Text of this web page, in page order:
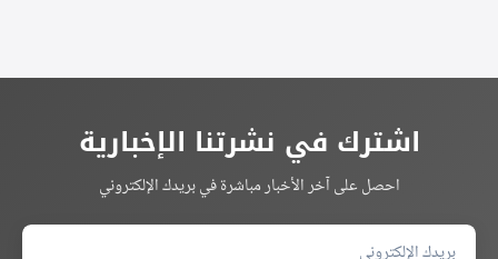
اشترك في نشرتنا الإخبارية
احصل على آخر الأخبار مباشرة في بريدك الإلكتروني